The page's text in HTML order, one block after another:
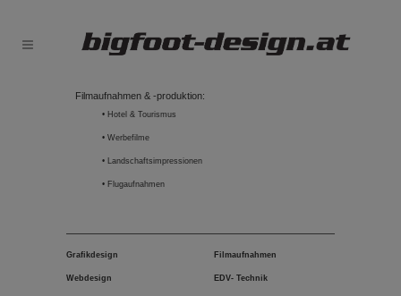
Filmaufnahmen & -produktion:
• Hotel & Tourismus
• Werbefilme
• Landschaftsimpressionen
• Flugaufnahmen
Grafikdesign
Webdesign
Filmaufnahmen
EDV- Technik